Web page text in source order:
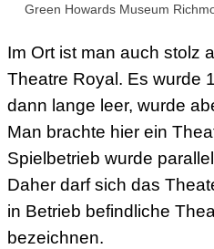
Green Howards Museum
Im Ort ist man auch stolz
Theatre Royal. Es wurde
dann lange leer, wurde
Man brachte hier ein
Spielbetrieb wurde
Daher darf sich das
in Betrieb befindliche
bezeichnen.